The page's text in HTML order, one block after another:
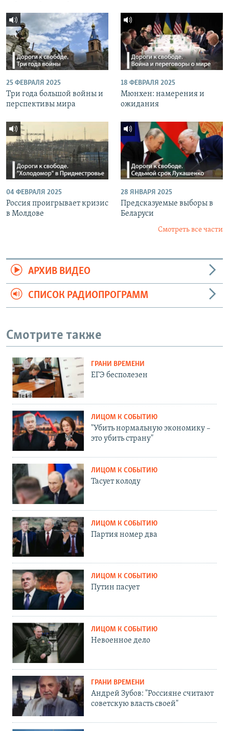
25 ФЕВРАЛЯ 2025
Три года большой войны и
перспективы мира
18 ФЕВРАЛЯ 2025
Мюнхен: намерения и
ожидания
04 ФЕВРАЛЯ 2025
Россия проигрывает кризис
в Молдове
28 ЯНВАРЯ 2025
Предсказуемые выборы в
Беларуси
Смотреть все части
АРХИВ ВИДЕО
СПИСОК РАДИОПРОГРАММ
Смотрите также
ГРАНИ ВРЕМЕНИ
ЕГЭ бесполезен
ЛИЦОМ К СОБЫТИЮ
"Убить нормальную экономику –
это убить страну"
ЛИЦОМ К СОБЫТИЮ
Тасует колоду
ЛИЦОМ К СОБЫТИЮ
Партия номер два
ЛИЦОМ К СОБЫТИЮ
Путин пасует
ЛИЦОМ К СОБЫТИЮ
Невоенное дело
ГРАНИ ВРЕМЕНИ
Андрей Зубов: "Россияне считают
советскую власть своей"